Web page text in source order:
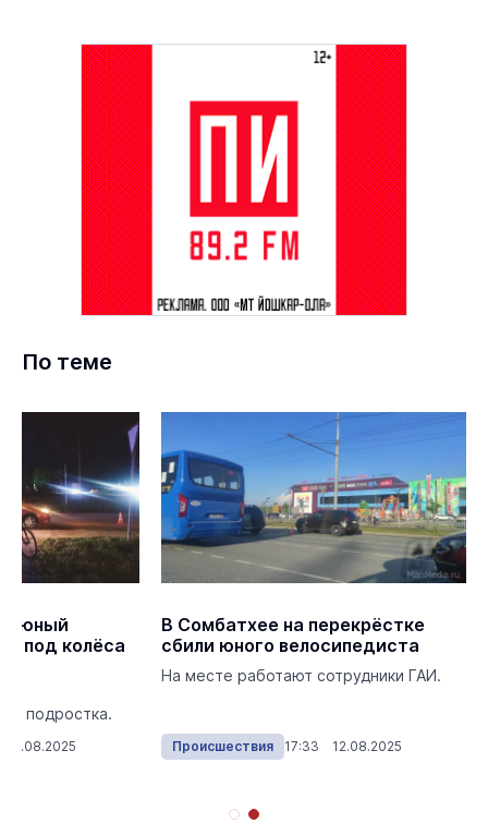
По теме
юный
под колёса
подростка.
В Сомбатхее на перекрёстке
сбили юного велосипедиста
На месте работают сотрудники ГАИ.
Происшествия 17:33 12.08.2025